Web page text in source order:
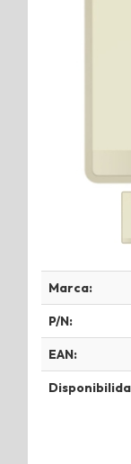
Marca:
P/N:
EAN: